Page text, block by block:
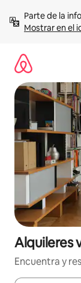
contenidoMostrar en el
Alquileres
Encuentra y